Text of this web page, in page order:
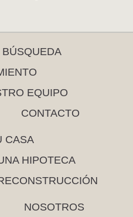
BÚSQUEDA
EQUIPO
CONTACTO
CASA
HIPOTECA
NOSOTROS